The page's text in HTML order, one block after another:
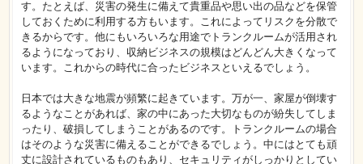
す。たとえば、災害の発生に備えて貴重品や思い出の品などを保管
しておくために利用する方もいます。これによってリスクを分散で
きるからです。他にもいろいろな用途でトランクルームが活用され
るようになっており、収納ビジネスの規模はどんどん大きくなって
います。これからの時代に合ったビジネスといえるでしょう。
日本では大きな地震が頻繁に起きています。万が一、家屋が倒壊す
るようなことがあれば、家の中にあった大切なものが紛失してしま
ったり、破損してしまうことがあるのです。トランクルームの場合
はそのような災害に備えることができるでしょう。中にはとても頑
丈に設計されているものもあり、セキュリティがしっかりとしてい